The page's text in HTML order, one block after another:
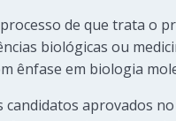
de que trata o
biológicas ou
ênfase em biologia
candidatos aprovados